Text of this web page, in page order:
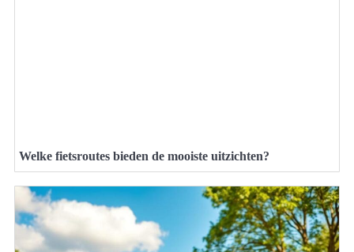
Welke fietsroutes bieden de mooiste uitzichten?